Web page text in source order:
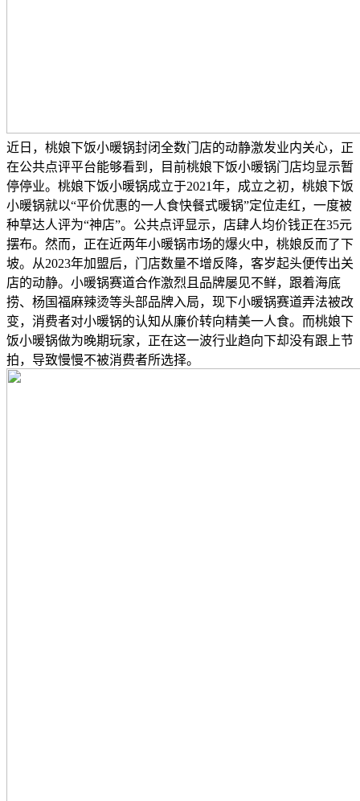
近日，桃娘下饭小暖锅封闭全数门店的动静激发业内关心，正
在公共点评平台能够看到，目前桃娘下饭小暖锅门店均显示暂
停停业。桃娘下饭小暖锅成立于2021年，成立之初，桃娘下饭
小暖锅就以“平价优惠的一人食快餐式暖锅”定位走红，一度被
种草达人评为“神店”。公共点评显示，店肆人均价钱正在35元
摆布。然而，正在近两年小暖锅市场的爆火中，桃娘反而了下
坡。从2023年加盟后，门店数量不增反降，客岁起头便传出关
店的动静。小暖锅赛道合作激烈且品牌屡见不鲜，跟着海底
捞、杨国福麻辣烫等头部品牌入局，现下小暖锅赛道弄法被改
变，消费者对小暖锅的认知从廉价转向精美一人食。而桃娘下
饭小暖锅做为晚期玩家，正在这一波行业趋向下却没有跟上节
拍，导致慢慢不被消费者所选择。